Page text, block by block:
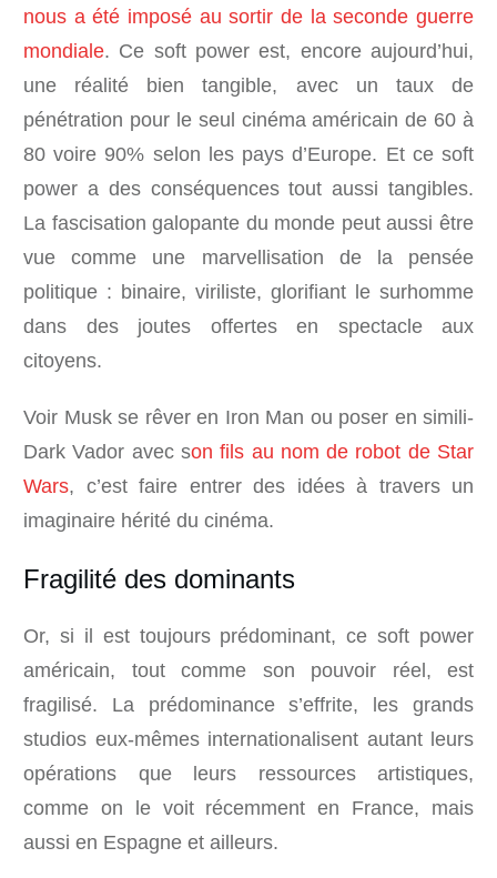
nous a été imposé au sortir de la seconde guerre
mondiale. Ce soft power est, encore aujourd’hui,
une réalité bien tangible, avec un taux de
pénétration pour le seul cinéma américain de 60 à
80 voire 90% selon les pays d’Europe. Et ce soft
power a des conséquences tout aussi tangibles.
La fascisation galopante du monde peut aussi être
vue comme une marvellisation de la pensée
politique : binaire, viriliste, glorifiant le surhomme
dans des joutes offertes en spectacle aux
citoyens.
Voir Musk se rêver en Iron Man ou poser en simili-
Dark Vador avec son fils au nom de robot de Star
Wars, c’est faire entrer des idées à travers un
imaginaire hérité du cinéma.
Fragilité des dominants
Or, si il est toujours prédominant, ce soft power
américain, tout comme son pouvoir réel, est
fragilisé. La prédominance s’effrite, les grands
studios eux-mêmes internationalisent autant leurs
opérations que leurs ressources artistiques,
comme on le voit récemment en France, mais
aussi en Espagne et ailleurs.